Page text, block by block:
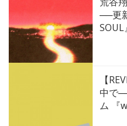
──更
【
中で
ム 『